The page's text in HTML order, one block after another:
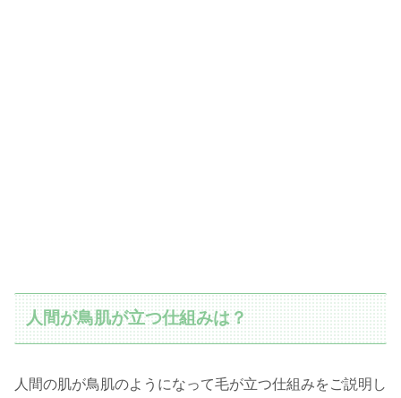
人間が鳥肌が立つ仕組みは？
人間の肌が鳥肌のようになって毛が立つ仕組みをご説明し